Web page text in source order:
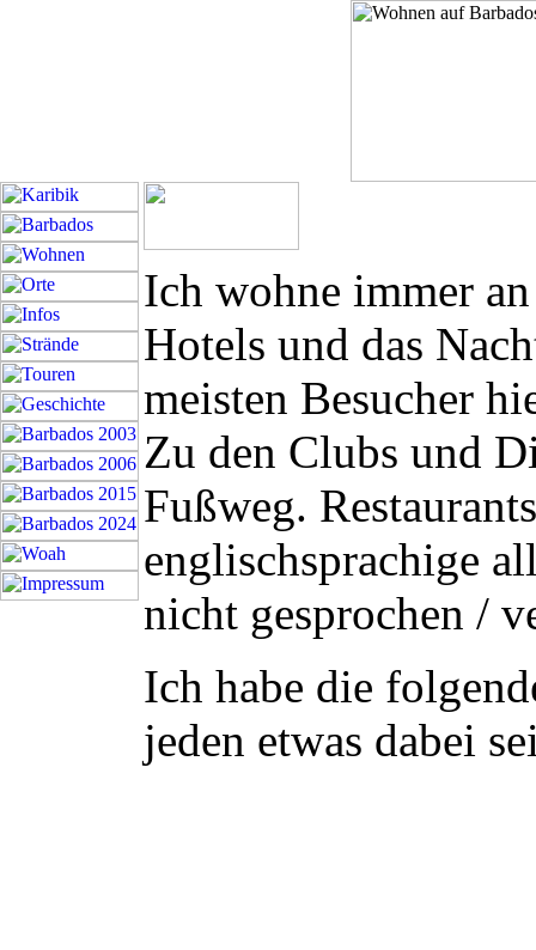
Ich wohne immer
Hotels und das
meisten Besucher
Zu den Clubs und
Fußweg.
englischsprachige
nicht gesprochen /
Ich habe die
jeden etwas dabei